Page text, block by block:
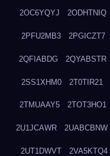
2OC6YQYJ 2ODHTNIQ
2PFU2MB3 2PGICZT7
2QFIABDG 2QYABSTR
2SS1XHM0 2T0TIR21
2TMUAAY5 2TOT3HO1
2U1JCAWR 2UABCBNW
2UT1DWVT 2VA5KTQ4